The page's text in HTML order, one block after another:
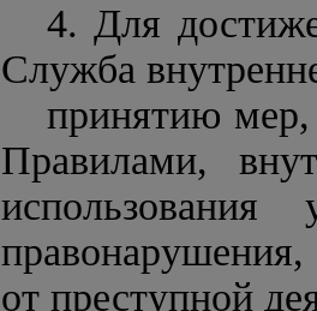
4. Для
Служба
принятию мер,
Правилами,
от преступной